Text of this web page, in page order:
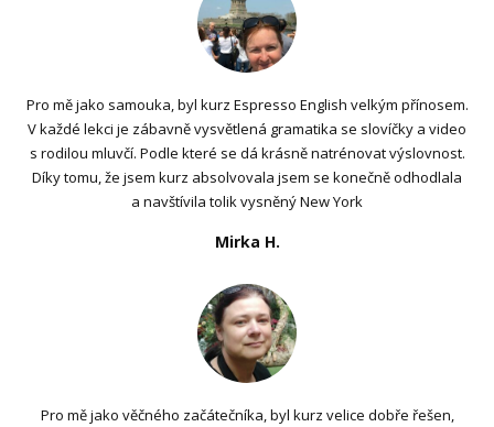
Pro mě jako samouka, byl kurz Espresso English velkým přínosem.
V každé lekci je zábavně vysvětlená gramatika se slovíčky a video
s rodilou mluvčí. Podle které se dá krásně natrénovat výslovnost.
Díky tomu, že jsem kurz absolvovala jsem se konečně odhodlala
a navštívila tolik vysněný New York
Mirka H.
Pro mě jako věčného začátečníka, byl kurz velice dobře řešen,